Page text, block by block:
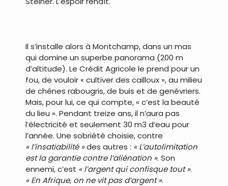
Il s’installe alors à Montchamp, dans un mas
qui domine un superbe panorama (200 m
d’altitude). Le Crédit Agricole le prend pour un
fou, de vouloir « cultiver des cailloux », au milieu
de chênes rabougris, de buis et de genévriers.
Mais, pour lui, ce qui compte, « c’est la beauté
du lieu ». Pendant treize ans, il n’aura pas
l’électricité et seulement 30 m3 d’eau pour
l’année. Une sobriété choisie, contre
« l’insatiabilité »des autres : « L’autolimitation
est la garantie contre l’aliénation ». Son
ennemi, c’est « l’argent qui confisque tout ».
« En Afrique, on ne vit pas d’argent ».